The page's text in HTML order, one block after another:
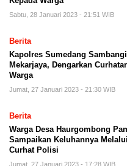
Sabtu, 28 Januari 2023 - 21:51 WIB
Berita
Kapolres Sumedang
Mekarjaya, Dengarkan
Warga
Jumat, 27 Januari 2023 - 21:30 WIB
Berita
Warga Desa Haurgombong
Sampaikan Keluhannya
Curhat Polisi
Jumat, 27 Januari 2023 - 17:28 WIB